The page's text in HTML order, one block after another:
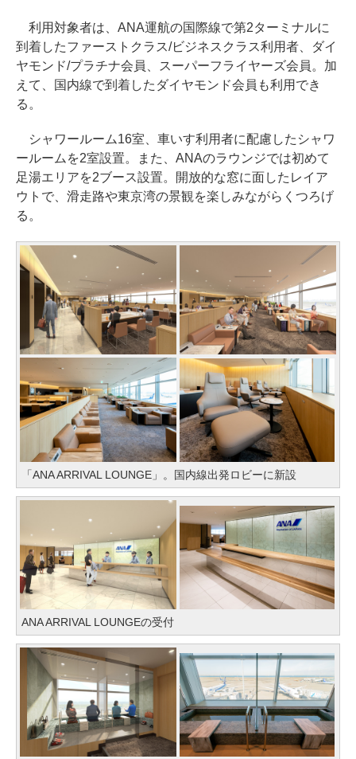
利用対象者は、ANA運航の国際線で第2ターミナルに
到着したファーストクラス/ビジネスクラス利用者、ダイ
ヤモンド/プラチナ会員、スーパーフライヤーズ会員。加
えて、国内線で到着したダイヤモンド会員も利用でき
る。
シャワールーム16室、車いす利用者に配慮したシャワ
ールームを2室設置。また、ANAのラウンジでは初めて
足湯エリアを2ブース設置。開放的な窓に面したレイア
ウトで、滑走路や東京湾の景観を楽しみながらくつろげ
る。
「ANA ARRIVAL LOUNGE」。国内線出発ロビーに新設
ANA ARRIVAL LOUNGEの受付